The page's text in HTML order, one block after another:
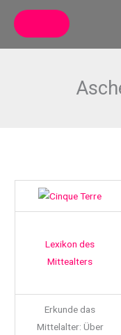
Inhalt
Lexikon des
Mittealters
Erkunde das
Mittelalter: Über